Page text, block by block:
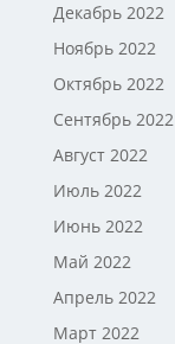
Декабрь 2022
Ноябрь 2022
Октябрь 2022
Сентябрь 2022
Август 2022
Июль 2022
Июнь 2022
Май 2022
Апрель 2022
Март 2022